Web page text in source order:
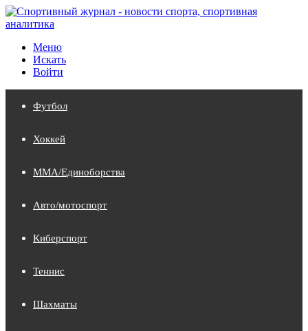
Меню
Искать
Войти
Футбол
Хоккей
MMA/Единоборства
Авто/мотоспорт
Киберспорт
Теннис
Шахматы